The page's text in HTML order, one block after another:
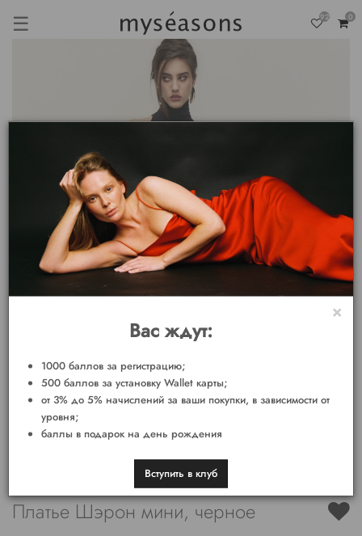
☰ 92 0
Платье Шэрон мини, черное
×
Вас ждут:
1000 баллов за регистрацию;
500 баллов за установку Wallet карты;
от 3% до 5% начислений за ваши покупки, в зависимости от
уровня;
баллы в подарок на день рождения
Вступить в клуб